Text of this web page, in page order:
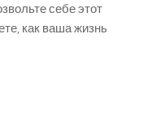
себе этот
как ваша жизнь